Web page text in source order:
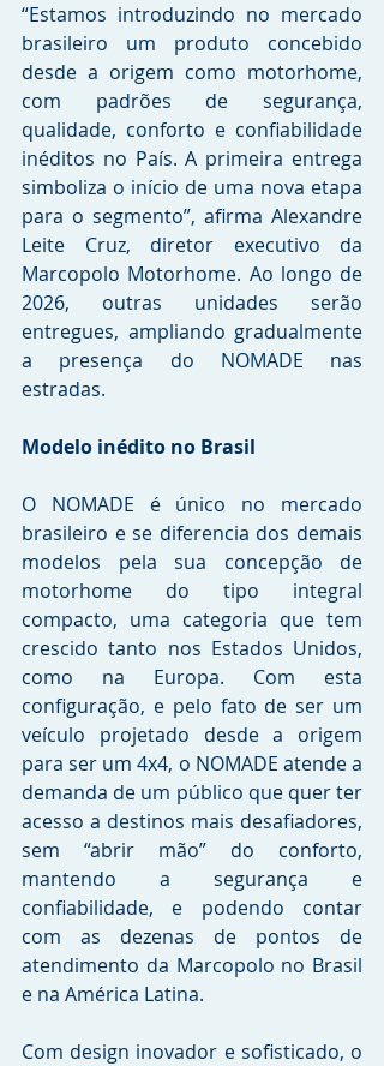
“Estamos introduzindo no mercado
brasileiro um produto concebido
desde a origem como motorhome,
com padrões de segurança,
qualidade, conforto e confiabilidade
inéditos no País. A primeira entrega
simboliza o início de uma nova etapa
para o segmento”, afirma Alexandre
Leite Cruz, diretor executivo da
Marcopolo Motorhome. Ao longo de
2026, outras unidades serão
entregues, ampliando gradualmente
a presença do NOMADE nas
estradas.
Modelo inédito no Brasil
O NOMADE é único no mercado
brasileiro e se diferencia dos demais
modelos pela sua concepção de
motorhome do tipo integral
compacto, uma categoria que tem
crescido tanto nos Estados Unidos,
como na Europa. Com esta
configuração, e pelo fato de ser um
veículo projetado desde a origem
para ser um 4x4, o NOMADE atende a
demanda de um público que quer ter
acesso a destinos mais desafiadores,
sem “abrir mão” do conforto,
mantendo a segurança e
confiabilidade, e podendo contar
com as dezenas de pontos de
atendimento da Marcopolo no Brasil
e na América Latina.
Com design inovador e sofisticado, o